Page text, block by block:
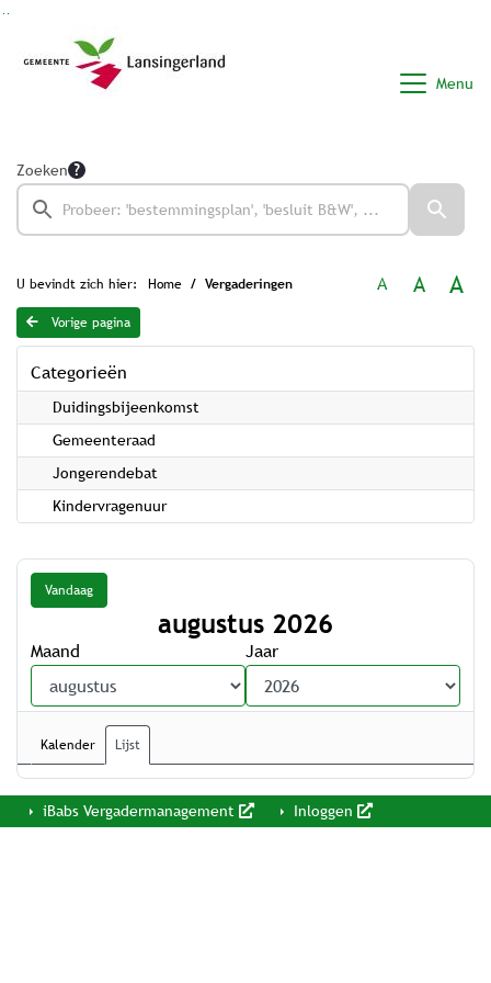
Menu
Zoeken
U bevindt zich hier: Home Vergaderingen A A A
Vorige pagina
Categorieën
Duidingsbijeenkomst
Gemeenteraad
Jongerendebat
Kindervragenuur
Vandaag
augustus 2026
Maand Jaar
Kalender Lijst
iBabs Vergadermanagement Inloggen